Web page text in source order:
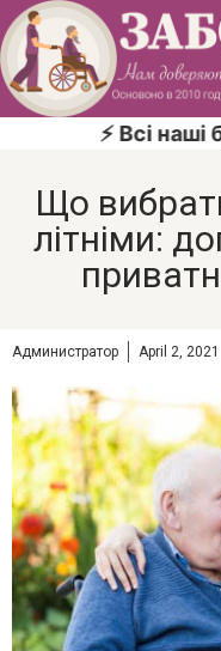
⚡ Всі наші
Що
літніми:
Администратор April 2, 2021